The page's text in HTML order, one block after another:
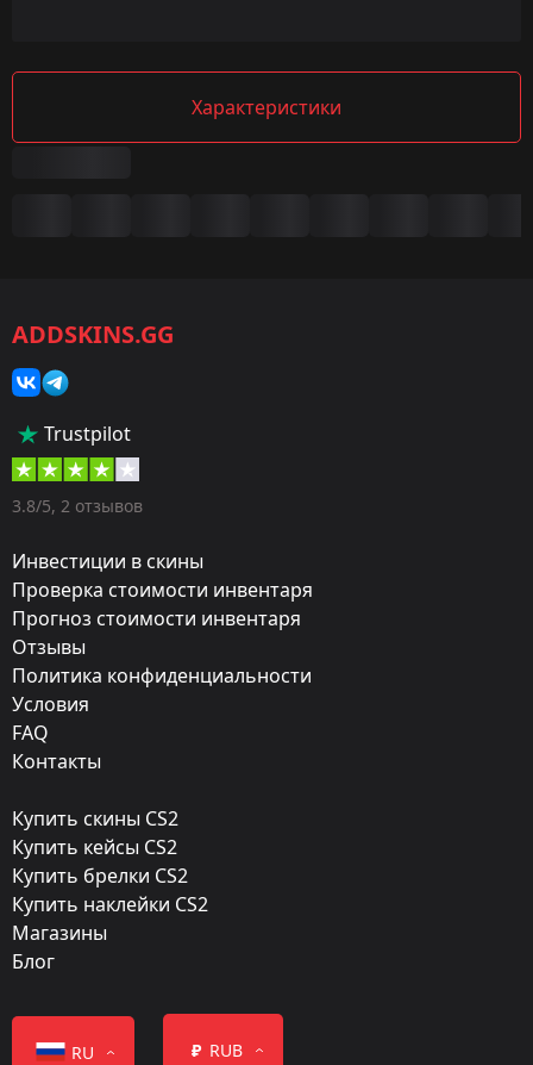
Характеристики
Категория:
Скины
Пистолеты-пулемёты
Оружие:
Exterior:
Прямо с завода
Музыкальная шкатулка
Finish catalog:
Популярность:
85 %
ADDSKINS.GG
Trustpilot
3.8/5, 2 отзывов
Инвестиции в скины
Проверка стоимости инвентаря
Прогноз стоимости инвентаря
Отзывы
Политика конфиденциальности
Условия
FAQ
Контакты
Купить скины CS2
Купить кейсы CS2
Купить брелки CS2
Купить наклейки CS2
Магазины
Блог
RU ₽ RUB